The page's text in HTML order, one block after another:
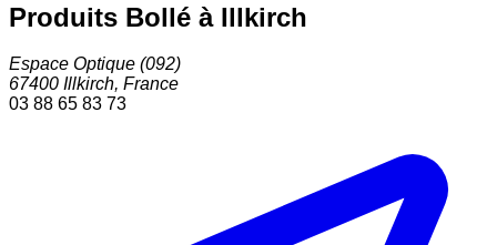
Produits Bollé à Illkirch
Espace Optique (092)
67400 Illkirch, France
03 88 65 83 73